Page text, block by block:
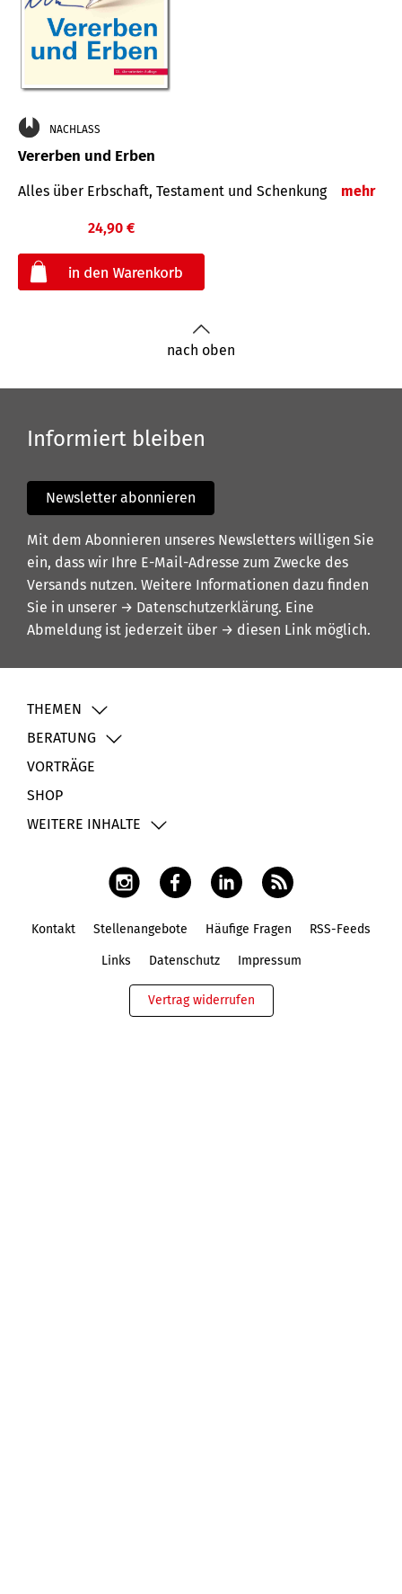
NACHLASS
Vererben und Erben
Alles über Erbschaft, Testament und Schenkung mehr
24,90 €
nach oben
Informiert bleiben
Newsletter abonnieren
Mit dem Abonnieren unseres Newsletters willigen Sie
ein, dass wir Ihre E-Mail-Adresse zum Zwecke des
Versands nutzen. Weitere Informationen dazu finden
Sie in unserer → Datenschutzerklärung. Eine
Abmeldung ist jederzeit über → diesen Link möglich.
THEMEN
BERATUNG
VORTRÄGE
SHOP
WEITERE INHALTE
Kontakt Stellenangebote Häufige Fragen RSS-Feeds
Links Datenschutz Impressum
Vertrag widerrufen